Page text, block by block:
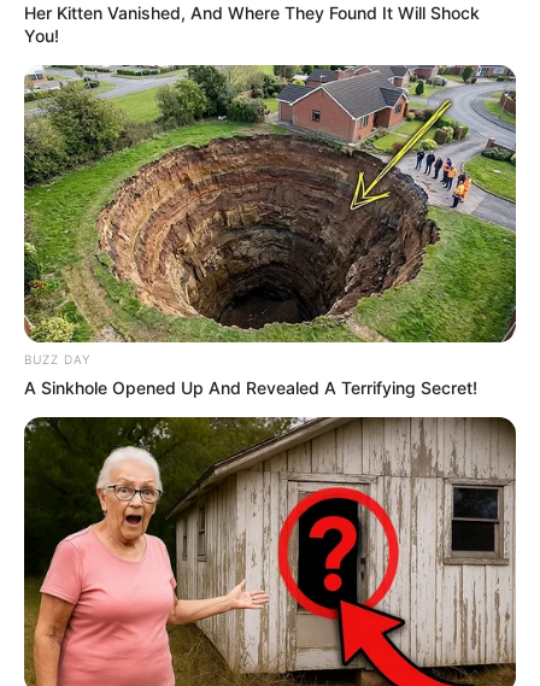
(foto: pinterest)
5. Beda lagi dengan satu ini nih, perbedaan warna
dibagi antara kaki kanan dan kiri. Stylish maksimal
deh
Her Kitten Vanished, And Where They Found It Will Shock
You!
BUZZ DAY
A Sinkhole Opened Up And Revealed A Terrifying Secret!